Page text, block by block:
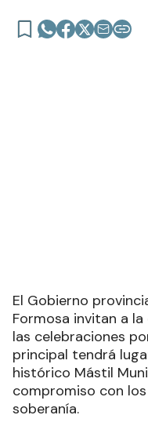
El Gobierno
Formosa invitan a
las celebraciones
principal tendrá